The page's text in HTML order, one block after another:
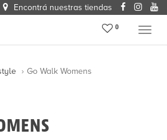
Encontrá nuestras tiendas
Menu
0
Go Walk Womens